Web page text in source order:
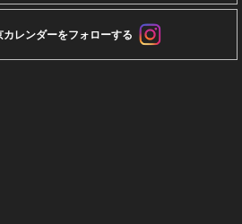
レンダーをフォローする